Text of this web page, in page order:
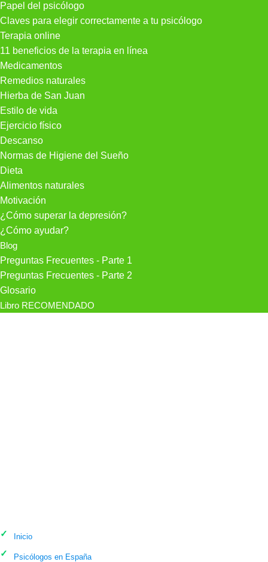
Papel del psicólogo
Claves para elegir correctamente a tu psicólogo
Terapia online
11 beneficios de la terapia en línea
Medicamentos
Remedios naturales
Hierba de San Juan
Estilo de vida
Ejercicio físico
Descanso
Normas de Higiene del Sueño
Dieta
Alimentos naturales
Motivación
¿Cómo superar la depresión?
¿Cómo ayudar?
Blog
Preguntas Frecuentes - Parte 1
Preguntas Frecuentes - Parte 2
Glosario
Libro RECOMENDADO
Inicio
Psicólogos en España